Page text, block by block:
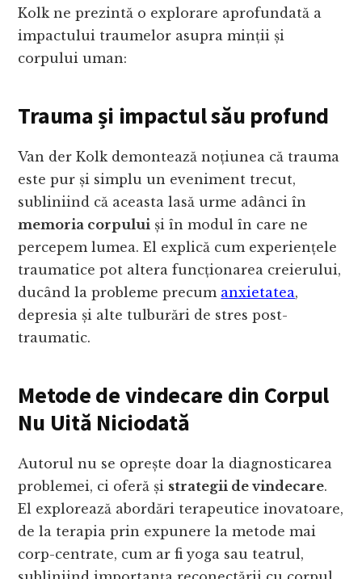
Kolk ne prezintă o explorare aprofundată a
impactului traumelor asupra minții și
corpului uman:
Trauma și impactul său profund
Van der Kolk demontează noțiunea că trauma
este pur și simplu un eveniment trecut,
subliniind că aceasta lasă urme adânci în
memoria corpului și în modul în care ne
percepem lumea. El explică cum experiențele
traumatice pot altera funcționarea creierului,
ducând la probleme precum anxietatea,
depresia și alte tulburări de stres post-
traumatic.
Metode de vindecare din Corpul
Nu Uită Niciodată
Autorul nu se oprește doar la diagnosticarea
problemei, ci oferă și strategii de vindecare.
El explorează abordări terapeutice inovatoare,
de la terapia prin expunere la metode mai
corp-centrate, cum ar fi yoga sau teatrul,